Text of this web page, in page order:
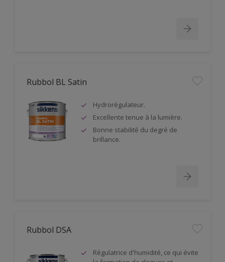
Rubbol BL Satin
Hydrorégulateur.
Excellente tenue à la lumière.
Bonne stabilité du degré de
brillance.
Rubbol DSA
Régulatrice d'humidité, ce qui évite